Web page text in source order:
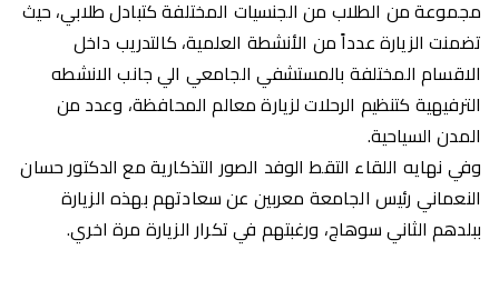
مجموعة من الطلاب من الجنسيات المختلفة كتبادل طلابي، حيث
تضمنت الزيارة عدداً من الأنشطة العلمية، كالتدريب داخل
الاقسام المختلفة بالمستشفي الجامعي الي جانب الانشطه
الترفيهية كتنظيم الرحلات لزيارة معالم المحافظة، وعدد من
المدن السياحية.
وفي نهايه اللقاء التقط الوفد الصور التذكارية مع الدكتور حسان
النعماني رئيس الجامعة معربين عن سعادتهم بهذه الزيارة
ببلدهم الثاني سوهاج، ورغبتهم في تكرار الزيارة مرة اخري.